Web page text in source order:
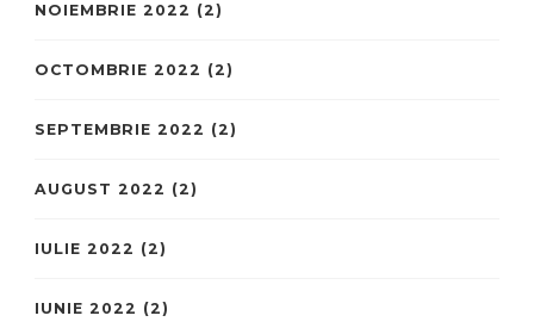
NOIEMBRIE 2022 (2)
OCTOMBRIE 2022 (2)
SEPTEMBRIE 2022 (2)
AUGUST 2022 (2)
IULIE 2022 (2)
IUNIE 2022 (2)